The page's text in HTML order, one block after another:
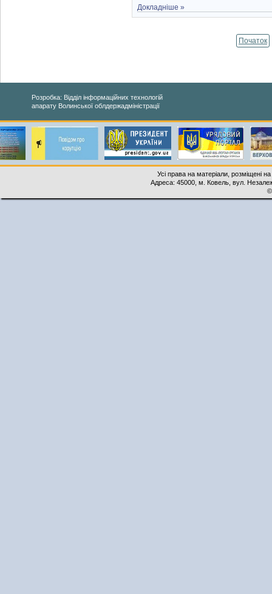
Докладніше »
Початок
Розробка: Відділ інформаційних технологій
апарату Волинської облдержадміністрації
Усі права на матеріали, розміщені
Адреса: 45000, м. Ковель, вул.